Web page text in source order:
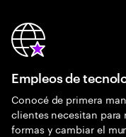
Empleos de
Conocé de primera
clientes necesitan para
formas y cambiar el